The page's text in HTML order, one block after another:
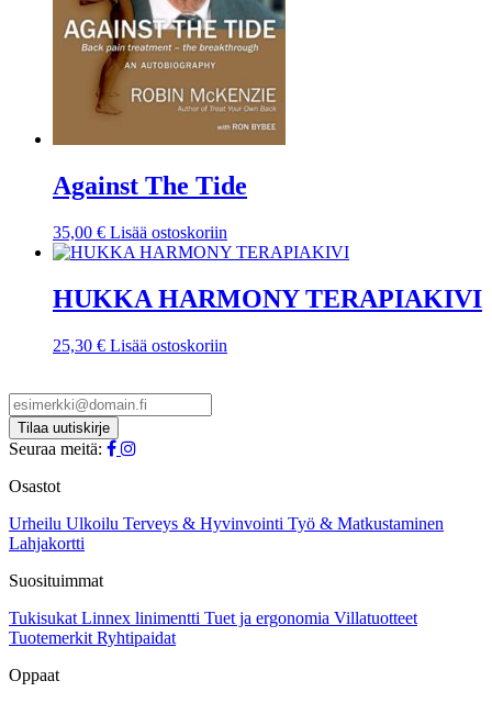
Against The Tide
35,00 € Lisää ostoskoriin
HUKKA HARMONY TERAPIAKIVI
25,30 € Lisää ostoskoriin
Seuraa meitä:
Osastot
Urheilu Ulkoilu Terveys & Hyvinvointi Työ & Matkustaminen
Lahjakortti
Suosituimmat
Tukisukat Linnex linimentti Tuet ja ergonomia Villatuotteet
Tuotemerkit Ryhtipaidat
Oppaat